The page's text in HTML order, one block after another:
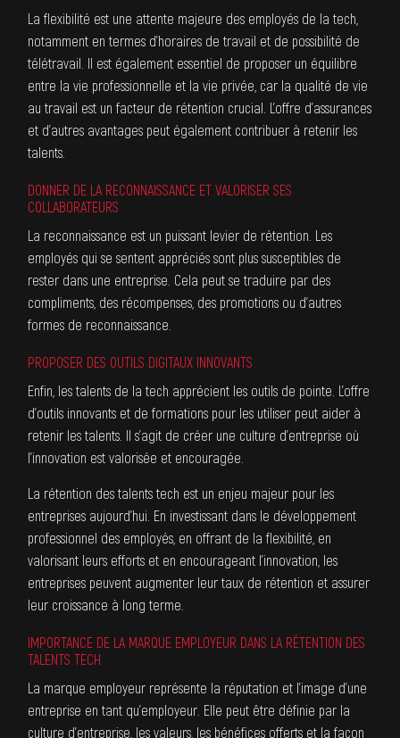
La flexibilité est une attente majeure des employés de la tech,
notamment en termes d’horaires de travail et de possibilité de
télétravail. Il est également essentiel de proposer un équilibre
entre la vie professionnelle et la vie privée, car la qualité de vie
au travail est un facteur de rétention crucial. L’offre d’assurances
et d’autres avantages peut également contribuer à retenir les
talents.
DONNER DE LA RECONNAISSANCE ET VALORISER SES
COLLABORATEURS
La reconnaissance est un puissant levier de rétention. Les
employés qui se sentent appréciés sont plus susceptibles de
rester dans une entreprise. Cela peut se traduire par des
compliments, des récompenses, des promotions ou d’autres
formes de reconnaissance.
PROPOSER DES OUTILS DIGITAUX INNOVANTS
Enfin, les talents de la tech apprécient les outils de pointe. L’offre
d’outils innovants et de formations pour les utiliser peut aider à
retenir les talents. Il s’agit de créer une culture d’entreprise où
l’innovation est valorisée et encouragée.
La rétention des talents tech est un enjeu majeur pour les
entreprises aujourd’hui. En investissant dans le développement
professionnel des employés, en offrant de la flexibilité, en
valorisant leurs efforts et en encourageant l’innovation, les
entreprises peuvent augmenter leur taux de rétention et assurer
leur croissance à long terme.
IMPORTANCE DE LA MARQUE EMPLOYEUR DANS LA RÉTENTION DES
TALENTS TECH
La marque employeur représente la réputation et l’image d’une
entreprise en tant qu’employeur. Elle peut être définie par la
culture d’entreprise, les valeurs, les bénéfices offerts et la façon